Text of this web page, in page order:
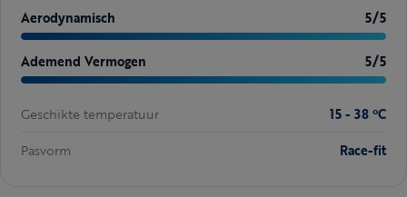
Aerodynamisch 5/5
Ademend Vermogen 5/5
Geschikte temperatuur
15 - 38 ºC
Pasvorm
Race-fit